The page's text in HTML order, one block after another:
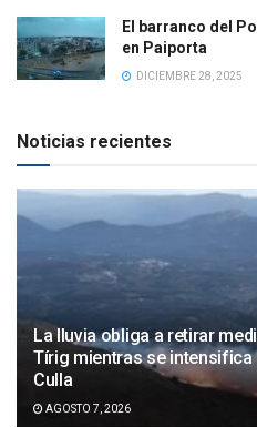
El barranco del
en Paiporta
DICIEMBRE 28, 2025
Noticias recientes
La lluvia obliga a retirar
Tírig mientras se intensifica
Culla
AGOSTO 7, 2026